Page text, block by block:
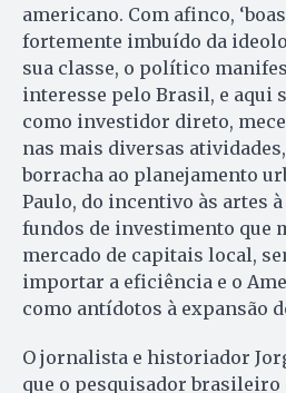
americano. Com afinco,
fortemente imbuído da
sua classe, o político
interesse pelo Brasil, e aqui
como investidor direto,
nas mais diversas
borracha ao planejamento
Paulo, do incentivo às artes
fundos de investimento que
mercado de capitais local,
importar a eficiência e o
como antídotos à expansão
O jornalista e historiador
que o pesquisador